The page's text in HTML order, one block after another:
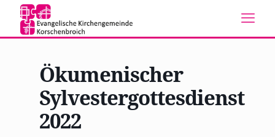
Ökumenischer
Sylvestergottesdienst
2022